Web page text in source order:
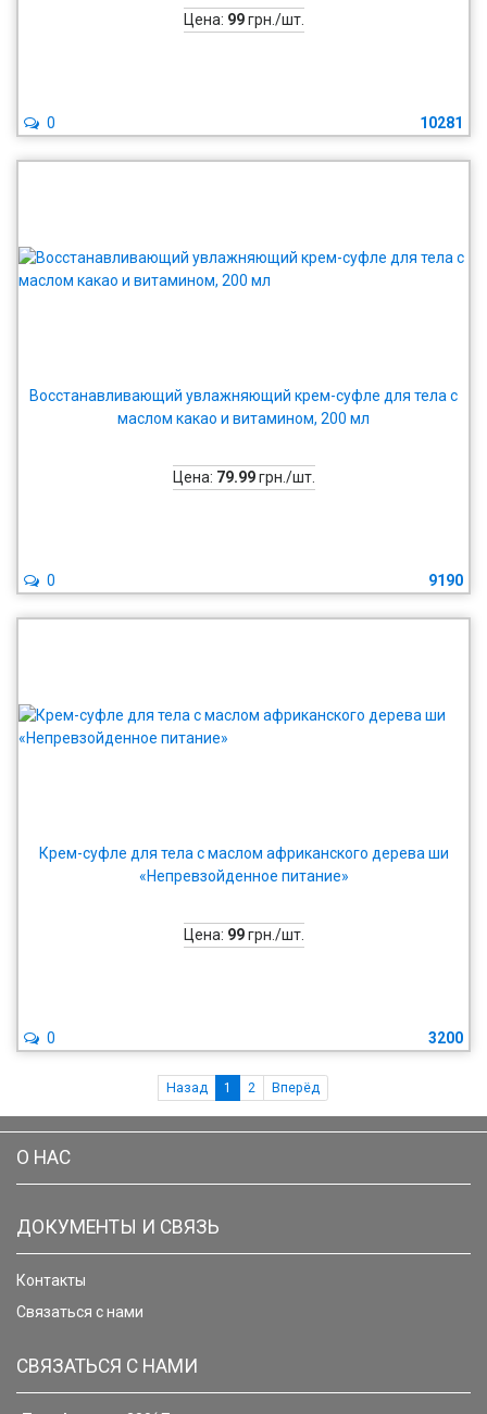
Цена: 99грн./шт.
10281
0
Восстанавливающий увлажняющий крем-суфле для тела с
маслом какао и витамином, 200 мл
Цена: 79.99грн./шт.
9190
0
Крем-суфле для тела с маслом африканского дерева ши
«Непревзойденное питание»
Цена: 99грн./шт.
3200
0
Назад 1 2 Вперёд
О НАС
ДОКУМЕНТЫ И СВЯЗЬ
Контакты
Связаться с нами
СВЯЗАТЬСЯ С НАМИ